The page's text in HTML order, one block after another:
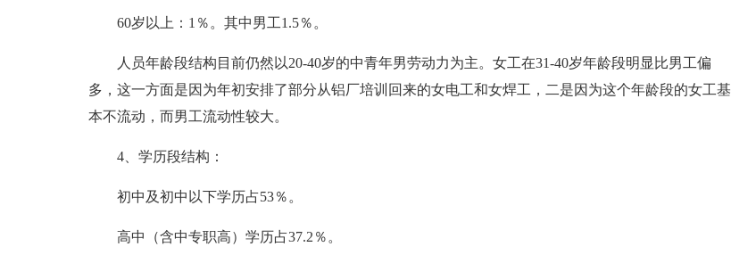
60岁以上：1％。其中男工1.5％。
人员年龄段结构目前仍然以20-40岁的中青年男劳动力为主。女工在31-40岁年龄段明显比男工偏
多，这一方面是因为年初安排了部分从铝厂培训回来的女电工和女焊工，二是因为这个年龄段的女工基
本不流动，而男工流动性较大。
4、学历段结构：
初中及初中以下学历占53％。
高中（含中专职高）学历占37.2％。